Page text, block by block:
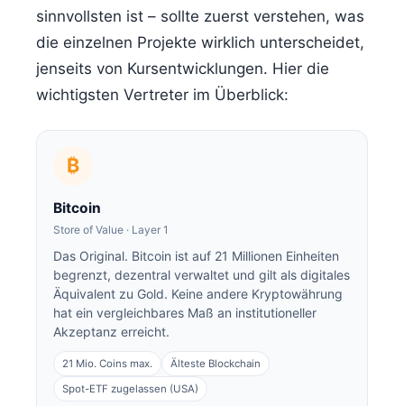
sinnvollsten ist – sollte zuerst verstehen, was
die einzelnen Projekte wirklich unterscheidet,
jenseits von Kursentwicklungen. Hier die
wichtigsten Vertreter im Überblick:
₿
Bitcoin
Store of Value · Layer 1
Das Original. Bitcoin ist auf 21 Millionen Einheiten
begrenzt, dezentral verwaltet und gilt als digitales
Äquivalent zu Gold. Keine andere Kryptowährung
hat ein vergleichbares Maß an institutioneller
Akzeptanz erreicht.
21 Mio. Coins max.
Älteste Blockchain
Spot-ETF zugelassen (USA)